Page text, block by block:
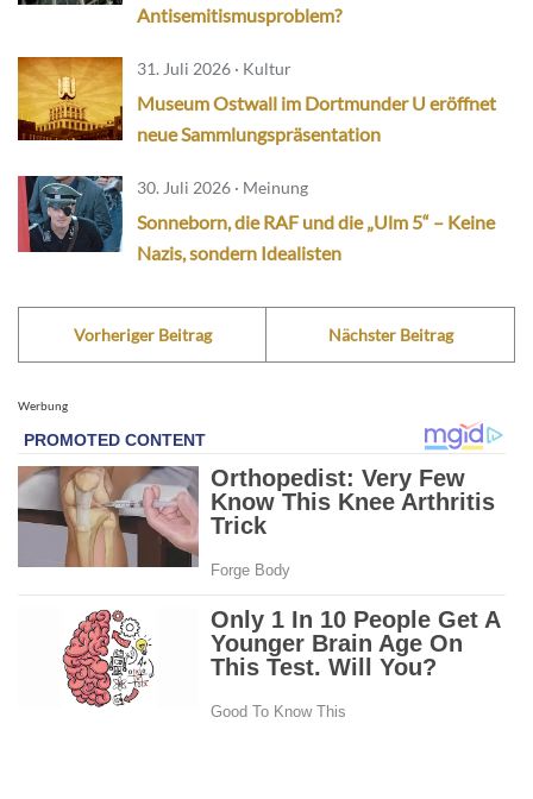
Antisemitismusproblem?
31. Juli 2026 · Kultur
Museum Ostwall im Dortmunder U eröffnet
neue Sammlungspräsentation
30. Juli 2026 · Meinung
Sonneborn, die RAF und die „Ulm 5“ – Keine
Nazis, sondern Idealisten
Vorheriger Beitrag Nächster Beitrag
Werbung